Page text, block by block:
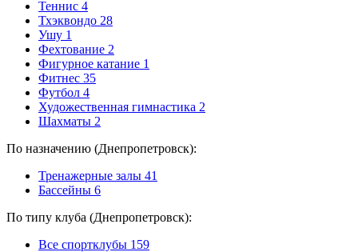
Теннис 4
Тхэквондо 28
Ушу 1
Фехтование 2
Фигурное катание 1
Фитнес 35
Футбол 4
Художественная гимнастика 2
Шахматы 2
По назначению (Днепропетровск):
Тренажерные залы 41
Бассейны 6
По типу клуба (Днепропетровск):
Все спортклубы 159